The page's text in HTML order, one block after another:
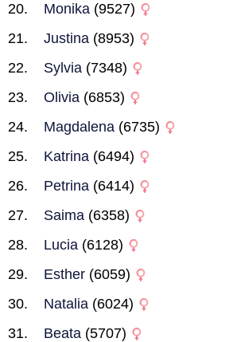
Monika (9527)
Justina (8953)
Sylvia (7348)
Olivia (6853)
Magdalena (6735)
Katrina (6494)
Petrina (6414)
Saima (6358)
Lucia (6128)
Esther (6059)
Natalia (6024)
Beata (5707)